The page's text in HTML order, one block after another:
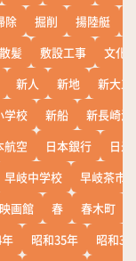
除 掘削 揚陸艇
散髪 敷設工事
文化
新人 新地
新大工
学校 新船
新長崎漁
航空 日本銀行
日
早岐中学校
早岐茶市
映画館 春 春木町
昭和35年
昭和36